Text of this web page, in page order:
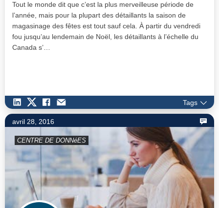
Tout le monde dit que c’est la plus merveilleuse période de
l’année, mais pour la plupart des détaillants la saison de
magasinage des fêtes est tout sauf cela. À partir du vendredi
fou jusqu’au lendemain de Noël, les détaillants à l’échelle du
Canada s’…
Tags
avril 28, 2016
CENTRE DE DONNéES